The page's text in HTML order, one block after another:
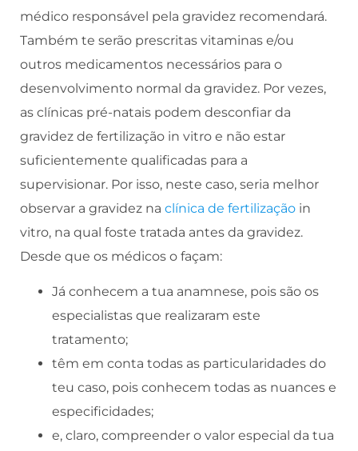
médico responsável pela gravidez recomendará.
Também te serão prescritas vitaminas e/ou
outros medicamentos necessários para o
desenvolvimento normal da gravidez. Por vezes,
as clínicas pré-natais podem desconfiar da
gravidez de fertilização in vitro e não estar
suficientemente qualificadas para a
supervisionar. Por isso, neste caso, seria melhor
observar a gravidez na clínica de fertilização in
vitro, na qual foste tratada antes da gravidez.
Desde que os médicos o façam:
Já conhecem a tua anamnese, pois são os
especialistas que realizaram este
tratamento;
têm em conta todas as particularidades do
teu caso, pois conhecem todas as nuances e
especificidades;
e, claro, compreender o valor especial da tua